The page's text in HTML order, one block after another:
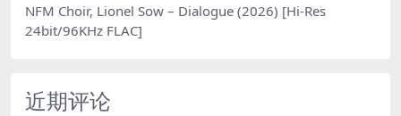
NFM Choir, Lionel Sow – Dialogue (2026) [Hi-Res
24bit/96KHz FLAC]
近期评论